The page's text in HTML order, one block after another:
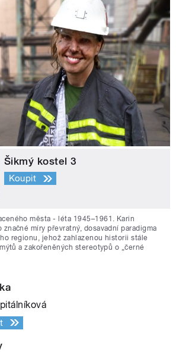
Šikmý kostel 3
Koupit
města - léta 1945–1961. Karin
značné míry převratný, dosavadní paradigma
regionu, jehož zahlazenou historii stále
a zakořeněných stereotypů o „černé